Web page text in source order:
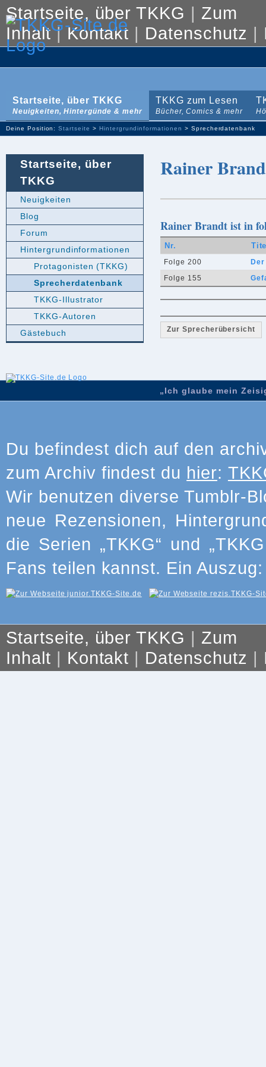
Startseite, über TKKG | Zum
Inhalt|Kontakt | Datenschutz |
Startseite, über TKKG
Neuigkeiten, Hintergünde & mehr
TKKG zum Lesen
Bücher, Comics & mehr
Deine Position:Startseite > Hintergrundinformationen > Sprecherdatenbank
Rainer
Rainer Brandt ist in
Nr.
Folge 200
Der
Folge 155
Zur Sprecherübersicht
Startseite, über
TKKG
Neuigkeiten
Blog
Forum
Hintergrundinformationen
Protagonisten (TKKG)
Sprecherdatenbank
TKKG-Illustrator
TKKG-Autoren
Gästebuch
„Ich glaube mein
Du befindest dich auf den
zum Archiv findest du hier:
Wir benutzen diverse Tumblr-
neue Rezensionen,
die Serien „TKKG“ und
Fans teilen kannst. Ein Auszug:
Startseite, über TKKG | Zum
Inhalt | Kontakt | Datenschutz |